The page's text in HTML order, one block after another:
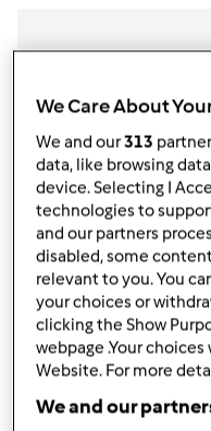
ingredienti
4stecchedi
300gdi zucchero
140gdi amido
1/5litridi acqua
Accessori che
We Care About
We and our313
data, like browsing
device. Selecting I
technologies to
and our partners
disabled, some
relevant to you. You
your choices or
clicking the Show
webpage .Your
Website. For more
We and our